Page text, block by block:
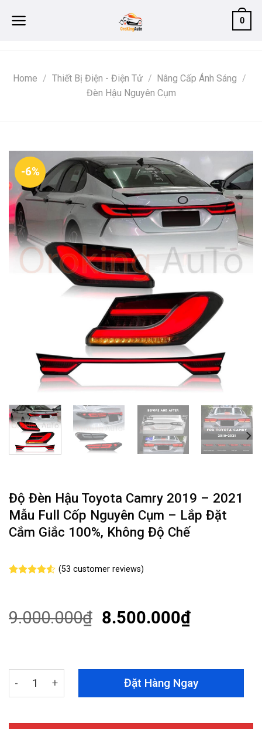
0
Home / Thiết Bị Điện - Điện Tử / Nâng Cấp Ánh Sáng /
Đèn Hậu Nguyên Cụm
-6%
Độ Đèn Hậu Toyota Camry 2019 – 2021
Mẫu Full Cốp Nguyên Cụm – Lắp Đặt
Cắm Giắc 100%, Không Độ Chế
based on
customer
(53 customer reviews)
9.000.000₫ 8.500.000₫
Độ Đèn Hậu Toyota Camry 2019 - 2021 Mẫu Full Cốp
Đặt Hàng Ngay